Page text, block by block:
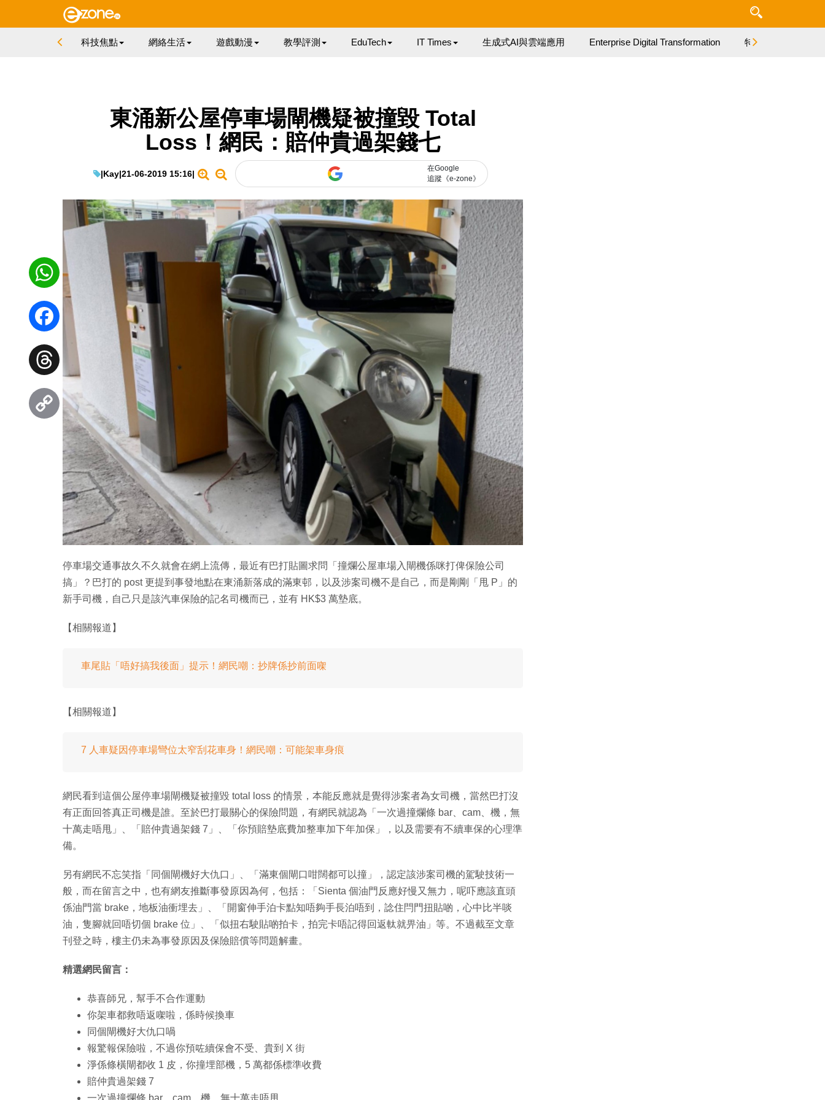
科技焦點 網絡生活 遊戲動漫 教學評測 EduTech IT Times 生成式AI與雲端應用 Enterprise Digital Transformation 特集
東涌新公屋停車場閘機疑被撞毀 Total
Loss！網民：賠仲貴過架錢七
|Kay|21-06-2019 15:16|
在Google
追蹤《e-zone》
停車場交通事故久不久就會在網上流傳，最近有巴打貼圖求問「撞爛公屋車場入閘機係咪打俾保險公司
搞」？巴打的 post 更提到事發地點在東涌新落成的滿東邨，以及涉案司機不是自己，而是剛剛「甩 P」的
新手司機，自己只是該汽車保險的記名司機而已，並有 HK$3 萬墊底。
【相關報道】
車尾貼「唔好搞我後面」提示！網民嘲：抄牌係抄前面㗎
【相關報道】
7 人車疑因停車場彎位太窄刮花車身！網民嘲：可能架車身痕
網民看到這個公屋停車場閘機疑被撞毀 total loss 的情景，本能反應就是覺得涉案者為女司機，當然巴打沒
有正面回答真正司機是誰。至於巴打最關心的保險問題，有網民就認為「一次過撞爛條 bar、cam、機，無
十萬走唔甩」、「賠仲貴過架錢 7」、「你預賠墊底費加整車加下年加保」，以及需要有不續車保的心理準
備。
另有網民不忘笑指「同個閘機好大仇口」、「滿東個閘口咁闊都可以撞」，認定該涉案司機的駕駛技術一
般，而在留言之中，也有網友推斷事發原因為何，包括：「Sienta 個油門反應好慢又無力，呢吓應該直頭
係油門當 brake，地板油衝埋去」、「開窗伸手泊卡點知唔夠手長泊唔到，諗住閂門扭貼啲，心中比半啖
油，隻腳就回唔切個 brake 位」、「似扭右駛貼啲拍卡，拍完卡唔記得回返軚就畀油」等。不過截至文章
刊登之時，樓主仍未為事發原因及保險賠償等問題解畫。
精選網民留言：
恭喜師兄，幫手不合作運動
你架車都救唔返㗎啦，係時候換車
同個閘機好大仇口喎
報驚報保險啦，不過你預咗續保會不受、貴到 X 街
淨係條橫閘都收 1 皮，你撞埋部機，5 萬都係標準收費
賠仲貴過架錢 7
一次過撞爛條 bar、cam、機，無十萬走唔甩
WhatsApp
Facebook
Threads
Copy
Link